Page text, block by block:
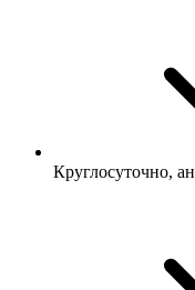
Круглосуточно,